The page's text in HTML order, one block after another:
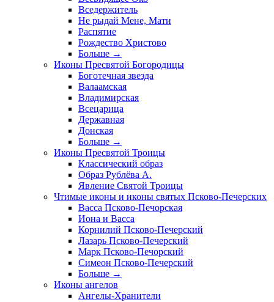
Вседержитель
Не рыдай Мене, Мати
Распятие
Рождество Христово
Больше →
Иконы Пресвятой Богородицы
Боготечная звезда
Валаамская
Владимирская
Всецарица
Державная
Донская
Больше →
Иконы Пресвятой Троицы
Классический образ
Образ Рублёва А.
Явление Святой Троицы
Чтимые иконы и иконы святых Псково-Печерских
Васса Псково-Печорская
Иона и Васса
Корнилий Псково-Печерский
Лазарь Псково-Печерский
Марк Псково-Печорский
Симеон Псково-Печерский
Больше →
Иконы ангелов
Ангелы-Хранители